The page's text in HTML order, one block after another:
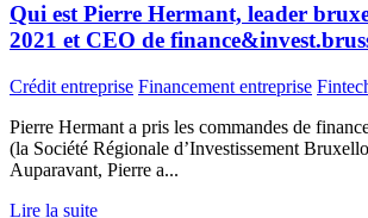
Qui est Pierre Hermant, leader
2021 et CEO de
Crédit entreprise Financement entreprise
Pierre Hermant a pris les commandes de
(la Société Régionale d’Investissement
Auparavant, Pierre a...
Lire la suite